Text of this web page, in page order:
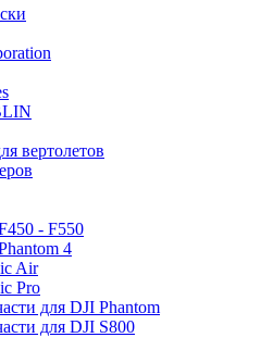
вертолетов
- F550
4
Air
Pro
для DJI Phantom
для DJI S800